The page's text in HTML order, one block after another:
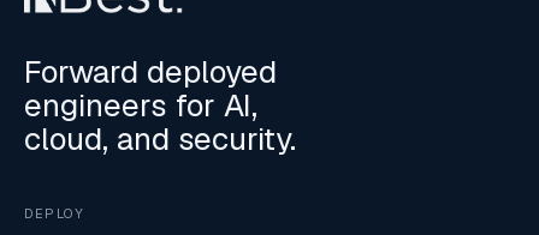
Forward deployed
engineers for AI,
cloud, and security.
DEPLOY